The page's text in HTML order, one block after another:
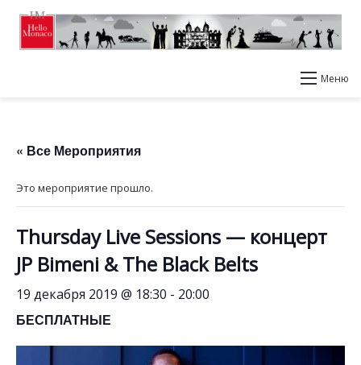
Меню
« Все Мероприятия
Это мероприятие прошло.
Thursday Live Sessions — концерт
JP Bimeni & The Black Belts
19 декабря 2019 @ 18:30 - 20:00
БЕСПЛАТНЫЕ